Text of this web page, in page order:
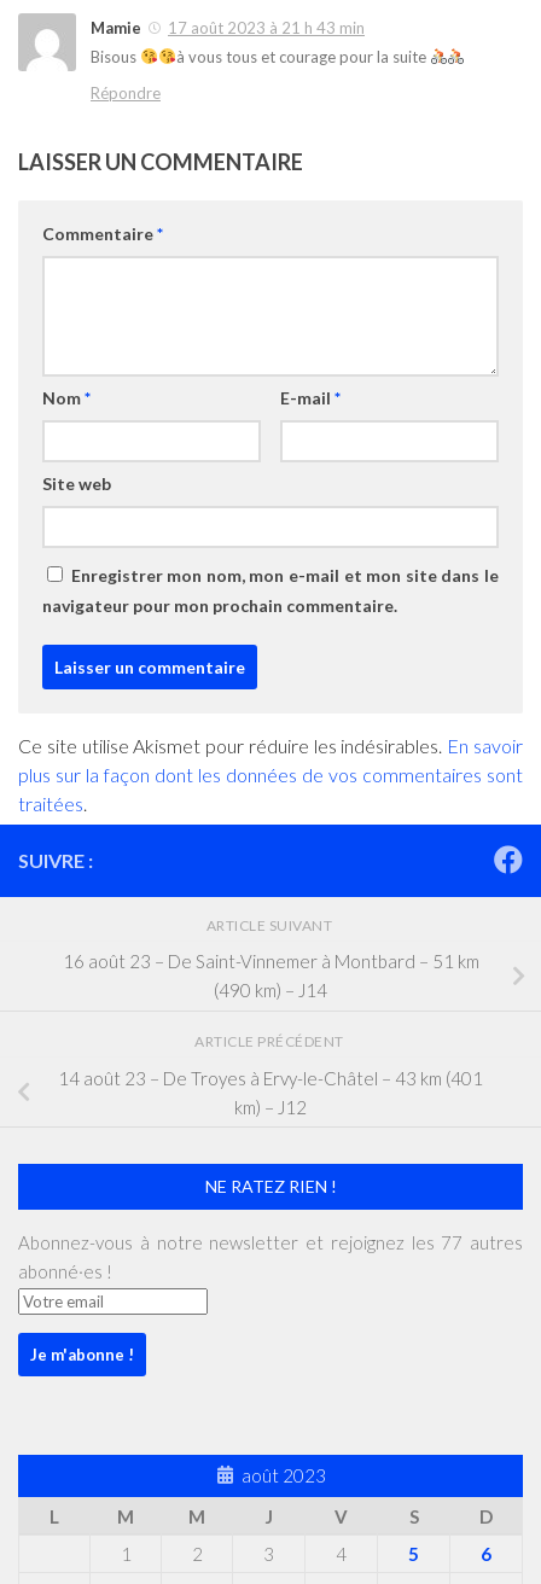
Mamie
17 août 2023 à 21 h 43 min
Bisous
à vous tous et courage pour la suite
Répondre
LAISSER UN COMMENTAIRE
Commentaire*
Nom* E-mail *
Site web
Enregistrer mon nom, mon e-mail et mon site dans le
navigateur pour mon prochain commentaire.
Ce site utilise Akismet pour réduire les indésirables. En savoir
plus sur la façon dont les données de vos commentaires sont
traitées.
SUIVRE :
ARTICLE SUIVANT
16 août 23 – De Saint-Vinnemer à Montbard – 51 km
(490 km) – J14
ARTICLE PRÉCÉDENT
14 août 23 – De Troyes à Ervy-le-Châtel – 43 km (401
km) – J12
NE RATEZ RIEN !
Abonnez-vous à notre newsletter et rejoignez les 77 autres
abonné·es !
août 2023
L
M M J V S
D
1
2 3 4 5
6